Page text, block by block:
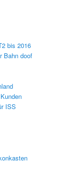
bis 2016
Bahn doof
ISS